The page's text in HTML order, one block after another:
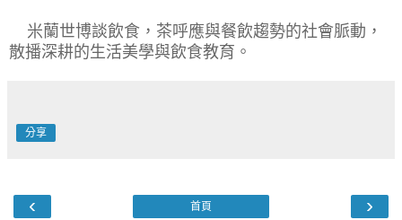
米蘭世博談飲食，茶呼應與餐飲趨勢的社會脈動，
散播深耕的生活美學與飲食教育。
分享
‹ ›
首頁